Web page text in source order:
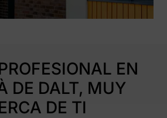
EN
DE DALT, MUY
DE TI